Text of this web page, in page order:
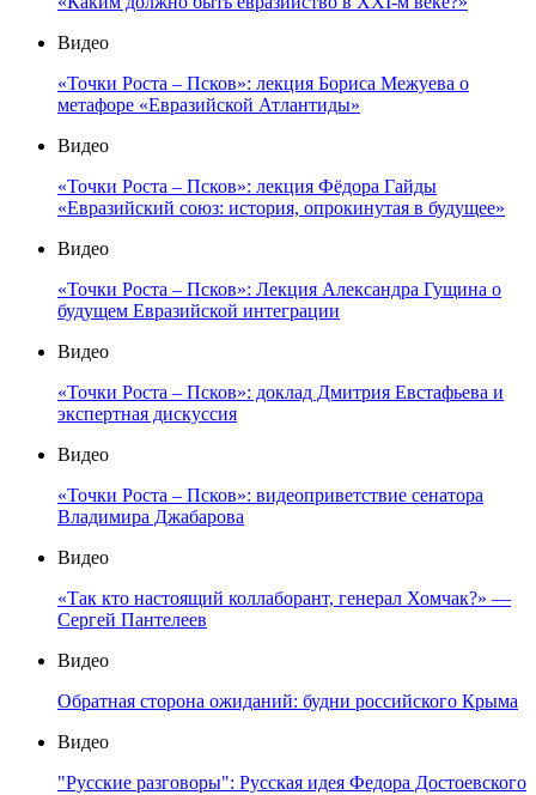
Видео
«Точки Роста – Псков»: лекция Бориса Межуева о
метафоре «Евразийской Атлантиды»
Видео
«Точки Роста – Псков»: лекция Фёдора Гайды
«Евразийский союз: история, опрокинутая в будущее»
Видео
«Точки Роста – Псков»: Лекция Александра Гущина о
будущем Евразийской интеграции
Видео
«Точки Роста – Псков»: доклад Дмитрия Евстафьева и
экспертная дискуссия
Видео
«Точки Роста – Псков»: видеоприветствие сенатора
Владимира Джабарова
Видео
«Так кто настоящий коллаборант, генерал Хомчак?» —
Сергей Пантелеев
Видео
Обратная сторона ожиданий: будни российского Крыма
Видео
"Русские разговоры": Русская идея Федора Достоевского